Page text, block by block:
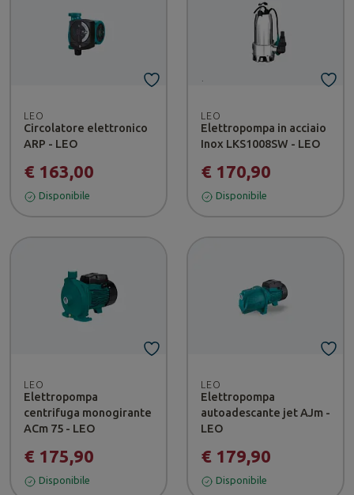
LEO
Circolatore elettronico
ARP - LEO
€ 163,00
Disponibile
LEO
Elettropompa in acciaio
Inox LKS1008SW - LEO
€ 170,90
Disponibile
LEO
Elettropompa
centrifuga monogirante
ACm 75 - LEO
€ 175,90
Disponibile
LEO
Elettropompa
autoadescante jet AJm -
LEO
€ 179,90
Disponibile